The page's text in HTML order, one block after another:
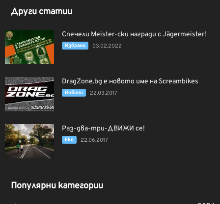
Други статии
Спечели Meister-ски награди с Jägermeister!
Избрано 03.02.2022
DragZone.bg е новото име на Screambikes
Новини 22.03.2017
Раз-два-три-ДВИЖИ се!
Еко 22.06.2017
Популярни категории